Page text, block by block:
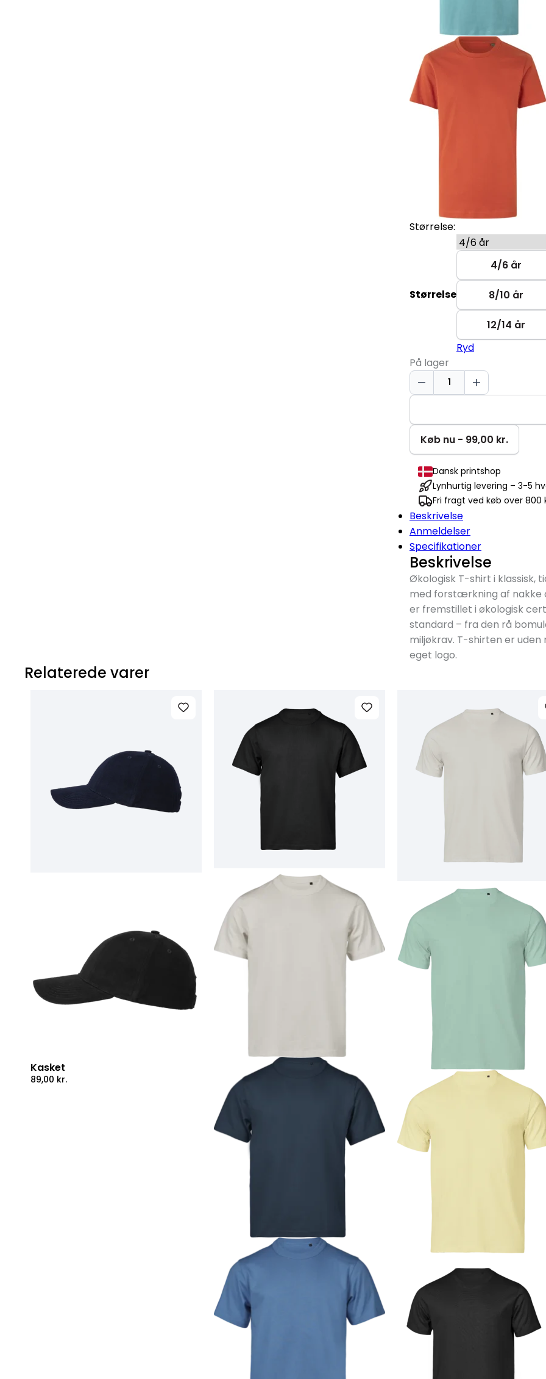
Størrelse:
Størrelse
4/6 år
8/10 år
12/14 år
Ryd
På lager
Økologisk
T-
|
Børn
antal
Køb nu - 99,00 kr.
Dansk printshop
Lynhurtig levering – 3-5
Fri fragt ved køb over 800
Beskrivelse
Anmeldelser
Specifikationer
Beskrivelse
Økologisk T-shirt i klassisk,
med forstærkning af nakke
er fremstillet i økologisk
standard – fra den rå
miljøkrav. T-shirten er
eget logo.
Relaterede varer
Kasket
89,00 kr.